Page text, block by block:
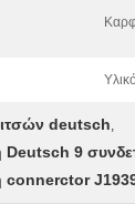
deutsch,
9